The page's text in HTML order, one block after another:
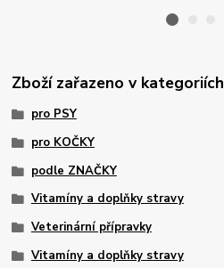
Zboží zařazeno v kategoriích
pro PSY
pro KOČKY
podle ZNAČKY
Vitamíny a doplňky stravy
Veterinární přípravky
Vitamíny a doplňky stravy